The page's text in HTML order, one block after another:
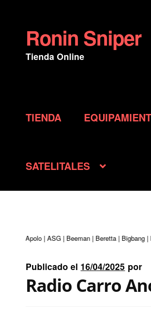
Ir
a
la
Ir
al
contenido
Ronin Sniper
Tienda Online
TIENDA
SATELITALES
| Apolo | ASG | Beeman | Beretta | Bigbang |
Publicado el 16/04/2025 por
Radio Carro